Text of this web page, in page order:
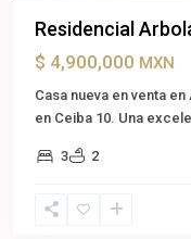
Residencial
$ 4,900,000 MXN
Casa nueva en venta
en Ceiba 10. Una
3 2
Benito